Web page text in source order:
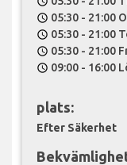
schedule 05:30 - 21:00
schedule 05:30 - 21:00
schedule 05:30 - 21:00
schedule 09:00 - 16:00
plats:
Efter Säkerhet